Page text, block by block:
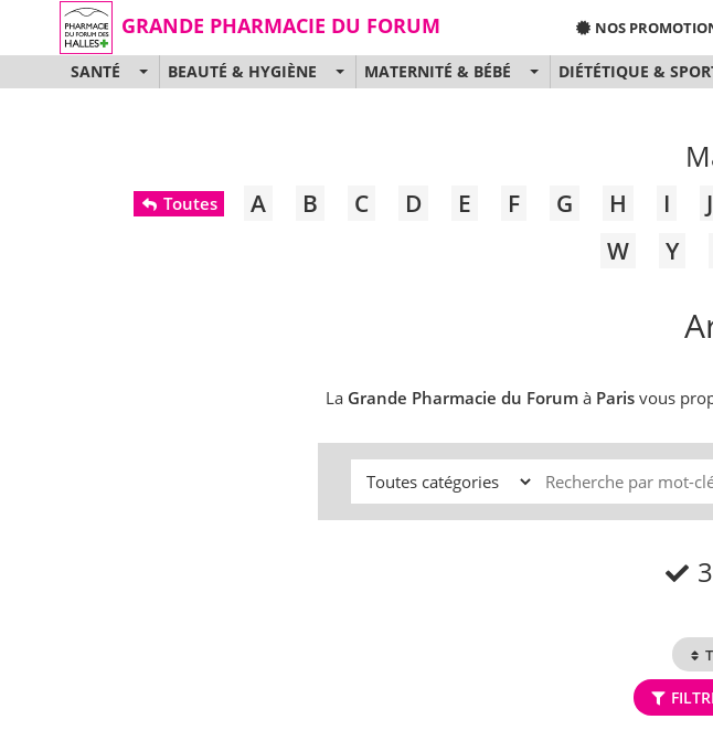
GRANDE PHARMACIE DU FORUM NOS
SANTÉ BEAUTÉ & HYGIÈNE MATERNITÉ & BÉBÉ DIÉTÉTIQUE &
Toutes A B C D E F G H I J
W
Y
La Grande Pharmacie du Forumà Parisvous